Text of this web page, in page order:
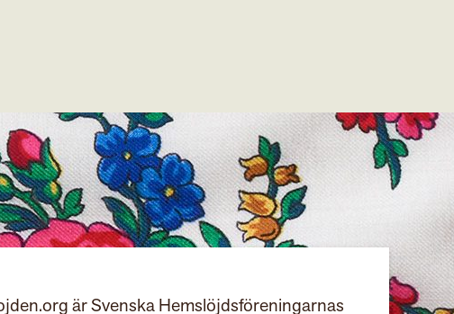
är Svenska Hemslöjdsföreningarnas